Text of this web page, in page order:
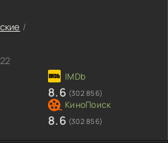
/
8.6 (302 856)
8.6 (302 856)